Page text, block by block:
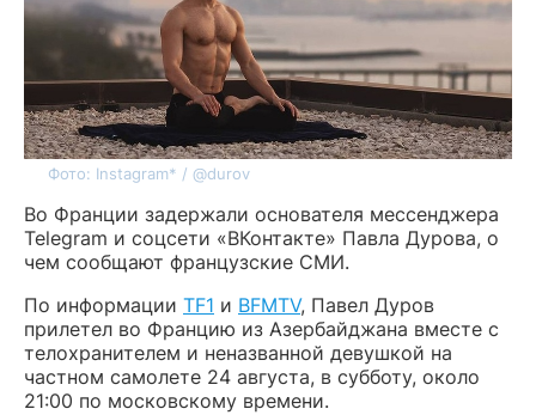
Фото: Instagram* / @durov
Во Франции задержали основателя мессенджера
Telegram и соцсети «ВКонтакте» Павла Дурова, о
чем сообщают французские СМИ.
По информации TF1 и BFMTV, Павел Дуров
прилетел во Францию из Азербайджана вместе с
телохранителем и неназванной девушкой на
частном самолете 24 августа, в субботу, около
21:00 по московскому времени.